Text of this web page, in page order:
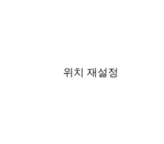
위치 재설정